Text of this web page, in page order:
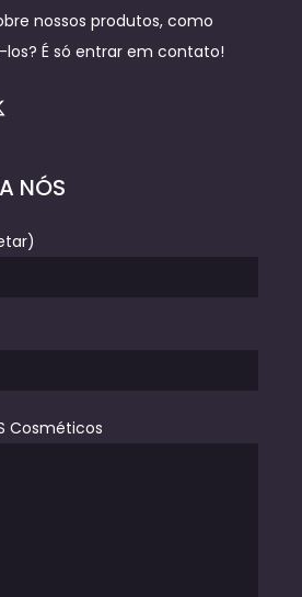
nossos produtos, como
É só entrar em contato!
NÓS
Cosméticos